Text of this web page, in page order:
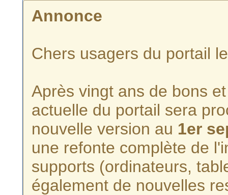
Annonce
Chers usagers du portail
Après vingt ans de bons
actuelle du portail sera
nouvelle version au 1er
une refonte complète de
supports (ordinateurs,
également de nouvelles